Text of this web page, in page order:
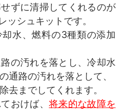
ずに清掃してくれるのが
ッシュキットです。
水、燃料の3種類の添加
の汚れを落とし、冷却水
通路の汚れを落として、
去までしてくれます。
おけば、 将来的な故障を